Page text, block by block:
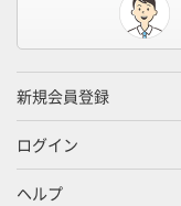
新規会員登録
ログイン
ヘルプ